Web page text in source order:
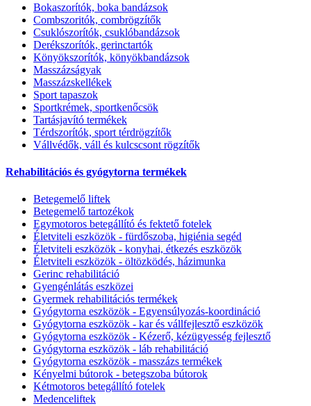
Bokaszorítók, boka bandázsok
Combszoritók, combrögzítők
Csuklószorítók, csuklóbandázsok
Derékszorítók, gerinctartók
Könyökszorítók, könyökbandázsok
Masszázságyak
Masszázskellékek
Sport tapaszok
Sportkrémek, sportkenőcsök
Tartásjavító termékek
Térdszorítók, sport térdrögzítők
Vállvédők, váll és kulcscsont rögzítők
Rehabilitációs és gyógytorna termékek
Betegemelő liftek
Betegemelő tartozékok
Egymotoros betegállító és fektető fotelek
Életviteli eszközök - fürdőszoba, higiénia segéd
Életviteli eszközök - konyhai, étkezés eszközök
Életviteli eszközök - öltözködés, házimunka
Gerinc rehabilitáció
Gyengénlátás eszközei
Gyermek rehabilitációs termékek
Gyógytorna eszközök - Egyensúlyozás-koordináció
Gyógytorna eszközök - kar és vállfejlesztő eszközök
Gyógytorna eszközök - Kézerő, kézügyesség fejlesztő
Gyógytorna eszközök - láb rehabilitáció
Gyógytorna eszközök - masszázs termékek
Kényelmi bútorok - betegszoba bútorok
Kétmotoros betegállító fotelek
Medenceliftek